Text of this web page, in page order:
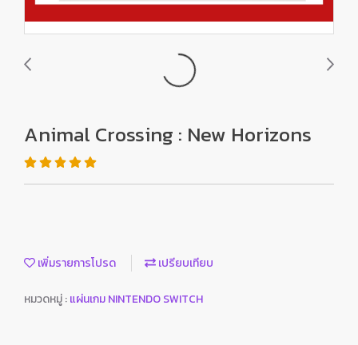
Animal Crossing : New Horizons
เพิ่มรายการโปรด เปรียบเทียบ
หมวดหมู่ :แผ่นเกม NINTENDO SWITCH